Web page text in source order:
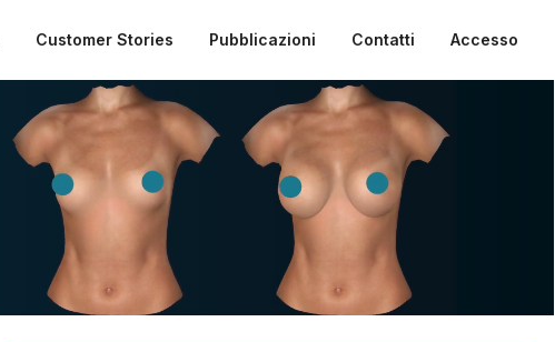
Customer Stories Pubblicazioni Contatti Accesso